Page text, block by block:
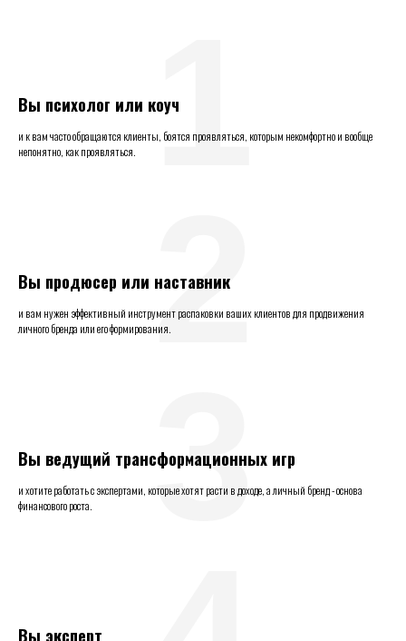
Вы психолог или коуч
и к вам часто обращаются клиенты, боятся проявляться, которым некомфортно и вообще
непонятно, как проявляться.
1
Вы продюсер или наставник
и вам нужен эффективный инструмент распаковки ваших клиентов для продвижения
личного бренда или его формирования.2
Вы ведущий трансформационных игр
и хотите работать с экспертами, которые хотят расти в доходе, а личный бренд - основа
финансового роста.
3
Вы эксперт